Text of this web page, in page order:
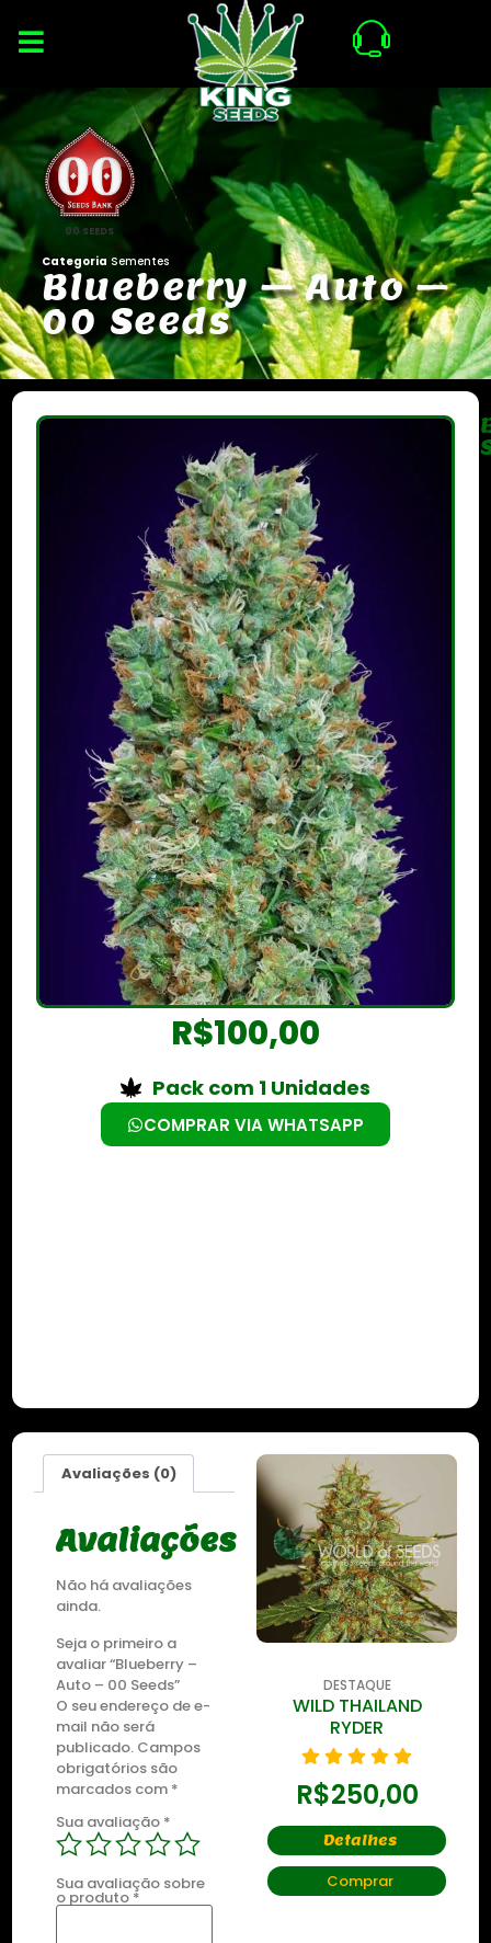
00 SEEDS
Categoria Sementes
Blueberry – Auto –
00 Seeds
R$100,00
Pack com 1 Unidades
COMPRAR VIA WHATSAPP
Avaliações (0)
Avaliações
Não há avaliações
ainda.
Seja o primeiro a
avaliar “Blueberry –
Auto – 00 Seeds”
O seu endereço de e-
mail não será
publicado. Campos
obrigatórios são
marcados com *
Sua avaliação *
Sua avaliação sobre
o produto *
DESTAQUE
ZKITTLEZ OG
R$435,00
Detalhes
Comprar
DESTAQUE
WILD THAILAND
RYDER
R$250,00
Detalhes
Comprar